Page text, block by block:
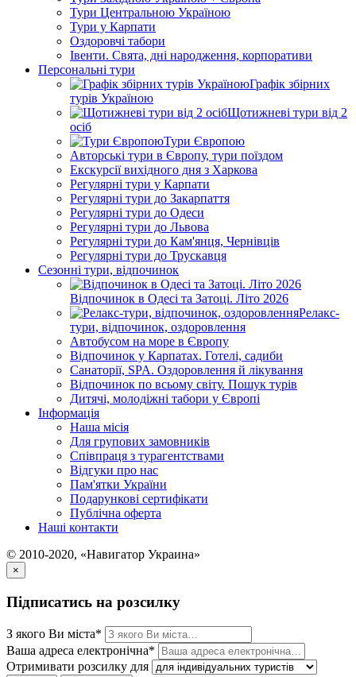
Тури Центральною Україною
Тури у Карпати
Оздоровчі табори
Івенти. Свята, дні народження, корпоративи
Персональні тури
Графік збірних
турів Україною
Щотижневі тури від 2
осіб
Тури Європою
Авторські тури в Європу, тури поїздом
Екскурсії вихідного дня з Харкова
Регулярні тури у Карпати
Регулярні тури до Закарпаття
Регулярні тури до Одеси
Регулярні тури до Львова
Регулярні тури до Кам'янця, Чернівців
Регулярні тури до Трускавця
Сезонні тури, відпочинок
Відпочинок в Одесі та Затоці. Літо 2026
Релакс-
тури, відпочинок, оздоровлення
Автобусом на море в Європу
Відпочинок у Карпатах. Готелі, садиби
Санаторії, SPA. Оздоровлення й лікування
Відпочинок по всьому світу. Пошук турів
Дитячі, молодіжні табори у Європі
Інформація
Наша місія
Для групових замовників
Співпраця з турагентствами
Відгуки про нас
Пам'ятки України
Подарункові сертифікати
Публічна оферта
Наші контакти
© 2010-2020, «Навигатор Украина»
×
Підписатись на розсилку
З якого Ви міста*
Ваша адреса електронічна*
Отримивати розсилку для